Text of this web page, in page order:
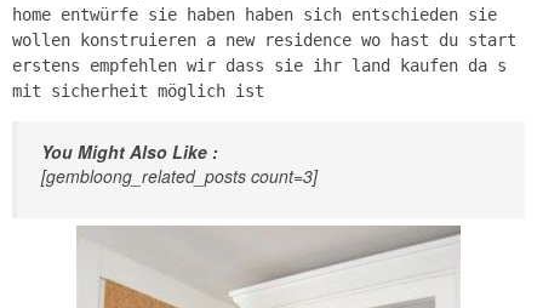
home entwürfe sie haben haben sich entschieden sie
wollen konstruieren a new residence wo hast du start
erstens empfehlen wir dass sie ihr land kaufen da s
mit sicherheit möglich ist
You Might Also Like :
[gembloong_related_posts count=3]